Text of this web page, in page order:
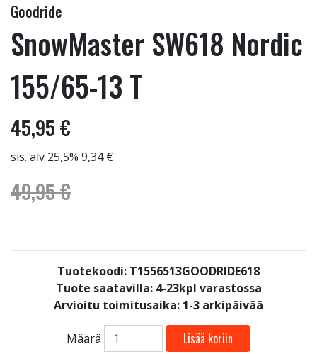
Goodride
SnowMaster SW618 Nordic
155/65-13 T
45,95 €
sis. alv 25,5% 9,34 €
49,95 €
Tuotekoodi: T1556513GOODRIDE618
Tuote saatavilla: 4-23kpl varastossa
Arvioitu toimitusaika: 1-3 arkipäivää
Määrä Lisää koriin